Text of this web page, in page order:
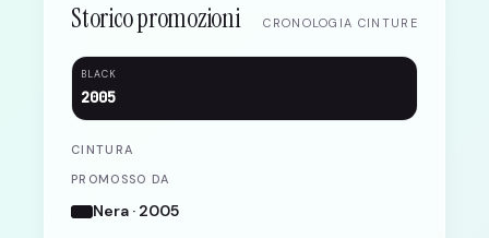
Storico promozioni CRONOLOGIA CINTURE
BLACK
2005
CINTURA
PROMOSSO DA
Nera · 2005